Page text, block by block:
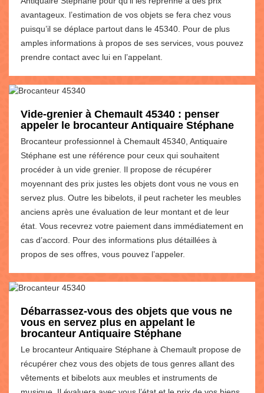
avantageux. l’estimation de vos objets se fera chez vous
puisqu’il se déplace partout dans le 45340. Pour de plus
amples informations à propos de ses services, vous pouvez
prendre contact avec lui en l’appelant.
Vide-grenier à Chemault 45340 : penser
appeler le brocanteur Antiquaire Stéphane
Brocanteur professionnel à Chemault 45340, Antiquaire
Stéphane est une référence pour ceux qui souhaitent
procéder à un vide grenier. Il propose de récupérer
moyennant des prix justes les objets dont vous ne vous en
servez plus. Outre les bibelots, il peut racheter les meubles
anciens après une évaluation de leur montant et de leur
état. Vous recevrez votre paiement dans immédiatement en
cas d’accord. Pour des informations plus détaillées à
propos de ses offres, vous pouvez l’appeler.
Débarrassez-vous des objets que vous ne
vous en servez plus en appelant le
brocanteur Antiquaire Stéphane
Le brocanteur Antiquaire Stéphane à Chemault propose de
récupérer chez vous des objets de tous genres allant des
vêtements et bibelots aux meubles et instruments de